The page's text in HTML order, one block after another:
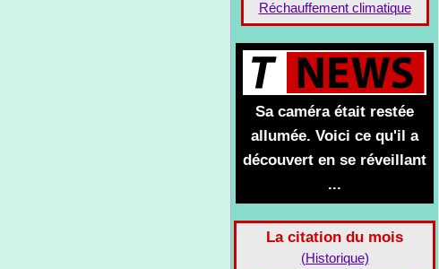
Réchauffement climatique
Sa caméra était restée
allumée. Voici ce qu'il a
découvert en se réveillant
...
La citation du mois
(Historique)